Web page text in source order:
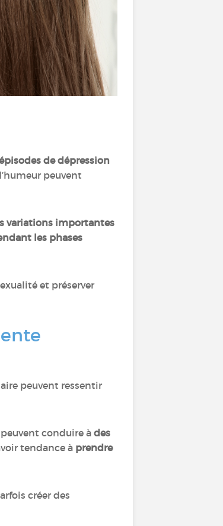
de dépression
peuvent
variations importantes
les phases
et préserver
peuvent ressentir
conduire àdes
tendance à prendre
créer des